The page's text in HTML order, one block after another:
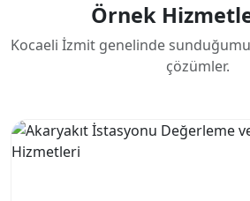
Örnek
Kocaeli İzmit genelinde
çözümler.